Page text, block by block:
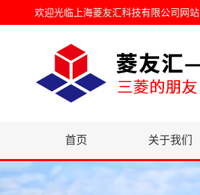
欢迎光临 上海菱友汇科技有限公司网站
首页 关于我们